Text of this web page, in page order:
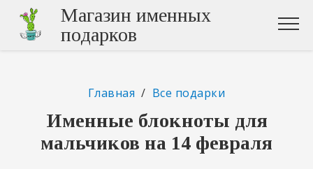
Магазин именных
подарков
Главная / Все подарки
Именные блокноты для
мальчиков на 14 февраля